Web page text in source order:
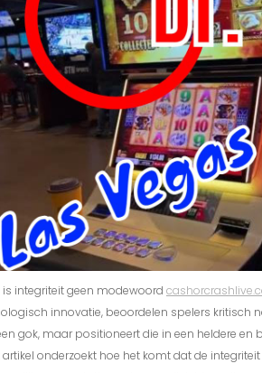
integriteit geen modewoord
innovatie, beoordelen spelers
gok, maar positioneert die in een heldere
onderzoekt hoe het komt dat de